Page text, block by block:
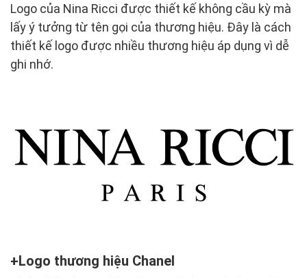
Logo của Nina Ricci được thiết kế không cầu kỳ mà
lấy ý tưởng từ tên gọi của thương hiệu. Đây là cách
thiết kế logo được nhiều thương hiệu áp dụng vì dễ
ghi nhớ.
Logo thương hiệu Chanel